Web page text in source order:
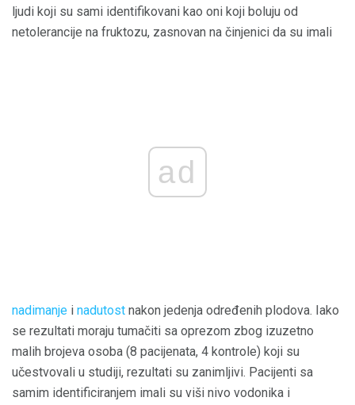
ljudi koji su sami identifikovani kao oni koji boluju od
netolerancije na fruktozu, zasnovan na činjenici da su imali
ad
nadimanje i nadutost nakon jedenja određenih plodova. Iako
se rezultati moraju tumačiti sa oprezom zbog izuzetno
malih brojeva osoba (8 pacijenata, 4 kontrole) koji su
učestvovali u studiji, rezultati su zanimljivi. Pacijenti sa
samim identificiranjem imali su viši nivo vodonika i